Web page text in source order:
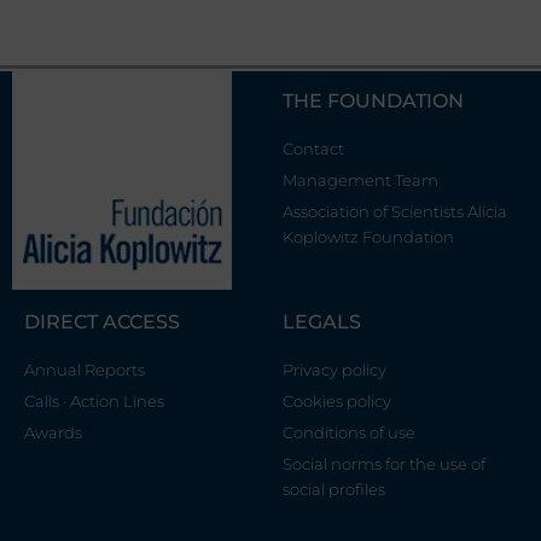
THE FOUNDATION
Contact
Management Team
Association of Scientists Alicia
Koplowitz Foundation
DIRECT ACCESS
Annual Reports
Calls · Action Lines
Awards
LEGALS
Privacy policy
Cookies policy
Conditions of use
Social norms for the use of
social profiles